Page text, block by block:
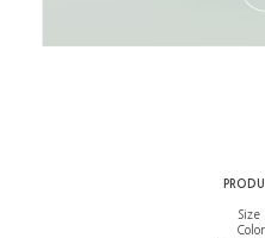
Size